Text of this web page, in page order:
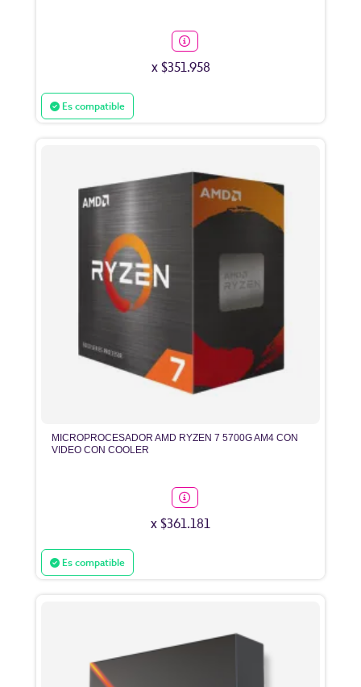
x $351.958
Es compatible
MICROPROCESADOR AMD RYZEN 7 5700G AM4 CON
VIDEO CON COOLER
x $361.181
Es compatible